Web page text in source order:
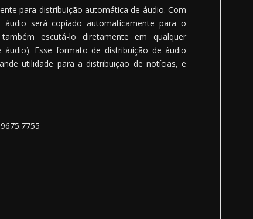
para distribuição automática de áudio. Com
será copiado automaticamente para o
escutá-lo diretamente em qualquer
Esse formato de distribuição de áudio
utilidade para a distribuição de notícias, e